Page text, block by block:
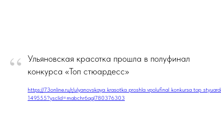
“
Ульяновская красотка прошла в полуфинал
конкурса «Топ стюардесс»
https://73online.ru/r/
149555?ysclid=mabchr6qql780376303